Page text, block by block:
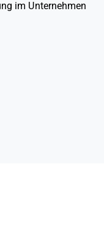
im Unternehmen